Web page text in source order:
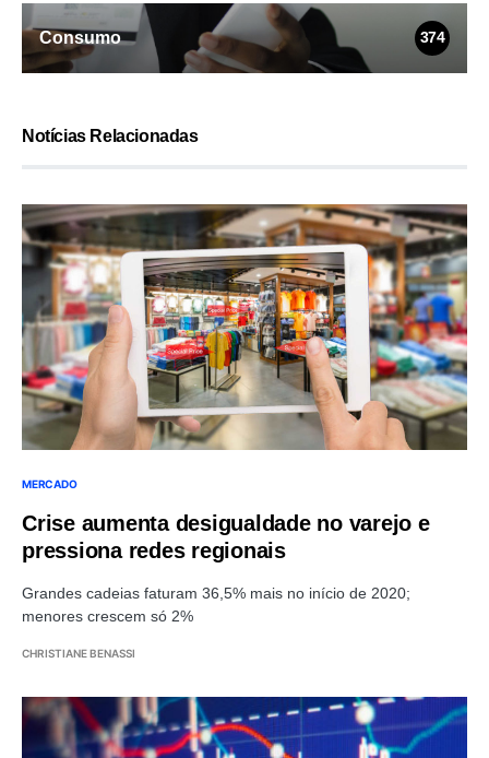
Consumo 374
Notícias Relacionadas
MERCADO
Crise aumenta desigualdade no varejo e
pressiona redes regionais
Grandes cadeias faturam 36,5% mais no início de 2020;
menores crescem só 2%
CHRISTIANE BENASSI